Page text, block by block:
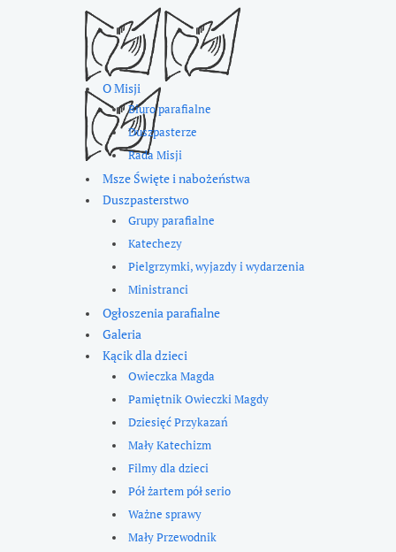
O Misji
Biuro parafialne
Duszpasterze
Rada Misji
Msze Święte i nabożeństwa
Duszpasterstwo
Grupy parafialne
Katechezy
Pielgrzymki, wyjazdy i wydarzenia
Ministranci
Ogłoszenia parafialne
Galeria
Kącik dla dzieci
Owieczka Magda
Pamiętnik Owieczki Magdy
Dziesięć Przykazań
Mały Katechizm
Filmy dla dzieci
Pół żartem pół serio
Ważne sprawy
Mały Przewodnik